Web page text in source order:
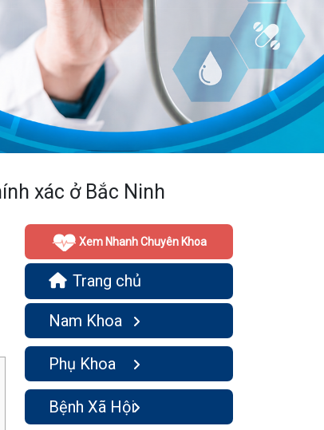
xác ở Bắc Ninh
Xem Nhanh Chuyên Khoa
Trang chủ
Nam Khoa
Phụ Khoa
Bệnh Xã Hội